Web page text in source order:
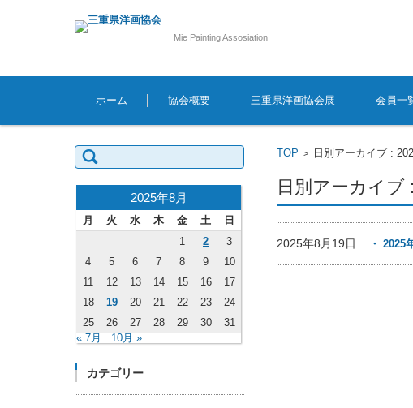
Mie Painting Assosiation
コンテンツに移動
ホーム
協会概要 三重県洋画協会展 会員一
TOP > 日別アーカイブ :
日別アーカイブ
2025年8月19日 ・ 2025
検索:
2025年8月
月 火 水 木 金 土
日
1
2
3
4
5 6 7 8 9
10
11
12 13 14 15 16
17
18
19 20 21 22 23
24
25
26 27 28 29 30
31
« 7月
10月 »
カテゴリー